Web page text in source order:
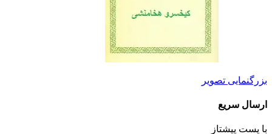
بزرگنمایی تصویر
ارسال سریع
با پست پیشتاز